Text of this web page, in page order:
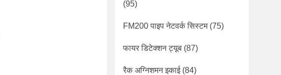
(95)
FM200 पाइप नेटवर्क सिस्टम(75)
फायर डिटेक्शन ट्यूब (87)
रैक अग्निशमन इकाई(84)